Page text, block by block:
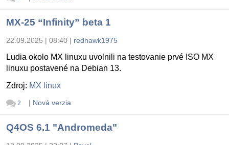
MX-25 “Infinity” beta 1
22.09.2025 | 08:40 | redhawk1975
Ludia okolo MX linuxu uvolnili na testovanie prvé ISO MX
linuxu postavené na Debian 13.
Zdroj: MX linux
2 | Nová verzia
Q4OS 6.1 "Andromeda"